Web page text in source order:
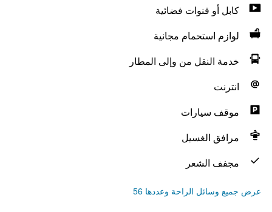
كابل أو قنوات فضائية
لوازم استحمام مجانية
خدمة النقل من وإلى المطار
انترنت
موقف سيارات
مرافق الغسيل
مجفف الشعر
عرض جميع وسائل الراحة وعددها 56